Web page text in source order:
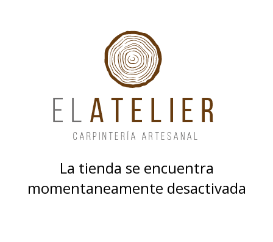
La tienda se encuentra
momentaneamente desactivada